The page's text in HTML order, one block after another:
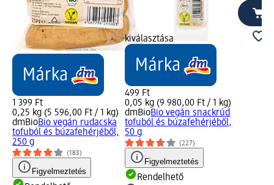
1 399 Ft
0,25 kg (5 596,00 Ft / 1 kg)
dmBioBio vegán rudacska
tofuból és búzafehérjéből,
250 g
(183)
Figyelmeztetés
kiválasztása
499 Ft
0,05 kg (9 980,00 Ft / 1 kg)
dmBioBio vegán snackrúd
tofuból és búzafehérjéből,
50 g
(227)
Figyelmeztetés
Rendelhető